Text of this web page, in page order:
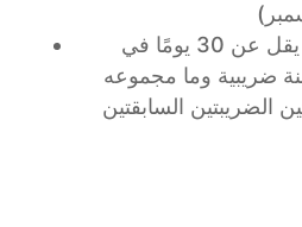
أمضى الشخص ما لا يقل عن 30 يومًا في
ضريبية وما مجموعه
الضريبتين السابقتين